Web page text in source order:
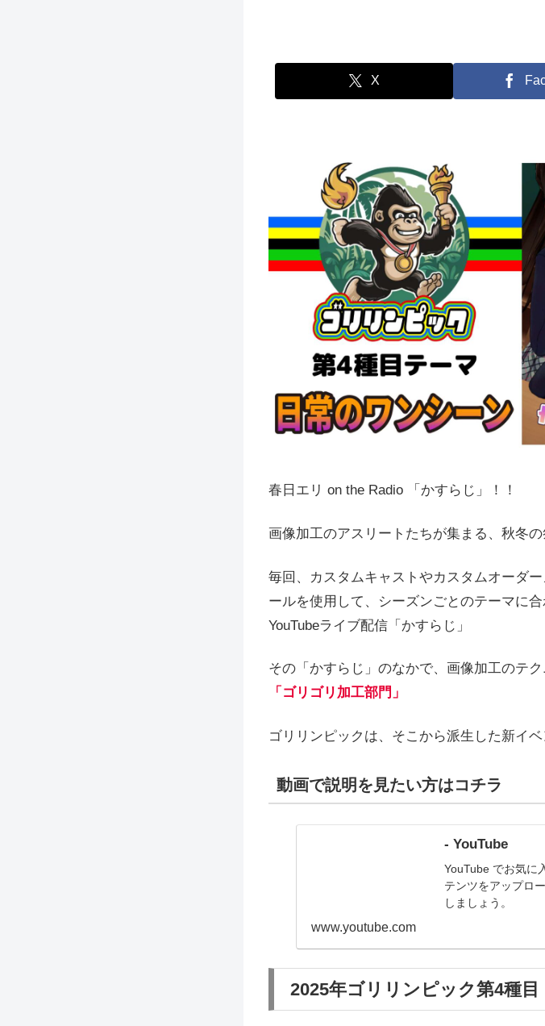
X
春日エリ on the Radio 「かすらじ」！！
画像加工のアスリートたちが集まる、秋冬
毎回、カスタムキャストやカスタムオーダ
ールを使用して、シーズンごとのテーマに
YouTubeライブ配信「かすらじ」
その「かすらじ」のなかで、画像加工のテ
「ゴリゴリ加工部門」
ゴリリンピックは、そこから派生した新イベ
動画で説明を見たい方はコチラ
- YouTube
YouTube でお気に
テンツをアップロ
しましょう。
www.youtube.com
2025年ゴリリンピック第4種目